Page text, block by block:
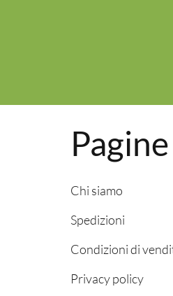
Chi siamo
Spedizioni
Condizioni di
Privacy policy